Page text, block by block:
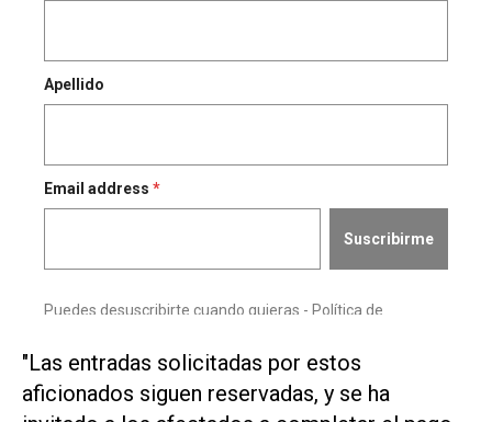
"Las ‌entradas solicitadas por estos
aficionados ⁠siguen reservadas, y se ha